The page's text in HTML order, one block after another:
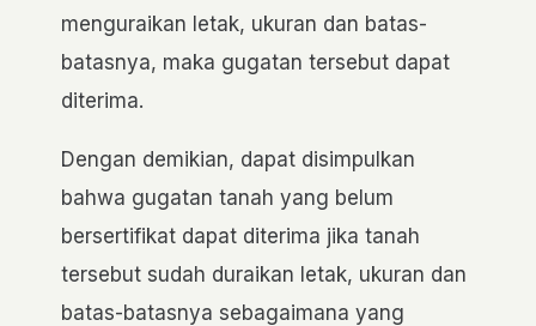
menguraikan letak, ukuran dan batas-
batasnya, maka gugatan tersebut dapat
diterima.
Dengan demikian, dapat disimpulkan
bahwa gugatan tanah yang belum
bersertifikat dapat diterima jika tanah
tersebut sudah duraikan letak, ukuran dan
batas-batasnya sebagaimana yang